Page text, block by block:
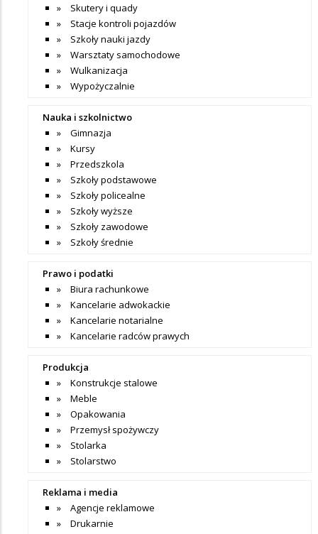
Skutery i quady
Stacje kontroli pojazdów
Szkoły nauki jazdy
Warsztaty samochodowe
Wulkanizacja
Wypożyczalnie
Nauka i szkolnictwo
Gimnazja
Kursy
Przedszkola
Szkoły podstawowe
Szkoły policealne
Szkoły wyższe
Szkoły zawodowe
Szkoły średnie
Prawo i podatki
Biura rachunkowe
Kancelarie adwokackie
Kancelarie notarialne
Kancelarie radców prawych
Produkcja
Konstrukcje stalowe
Meble
Opakowania
Przemysł spożywczy
Stolarka
Stolarstwo
Reklama i media
Agencje reklamowe
Drukarnie